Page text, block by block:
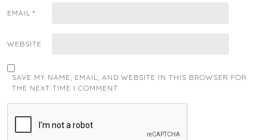
EMAIL *
WEBSITE
SAVE MY NAME, EMAIL, AND WEBSITE IN THIS BROWSER FOR
THE NEXT TIME I COMMENT.